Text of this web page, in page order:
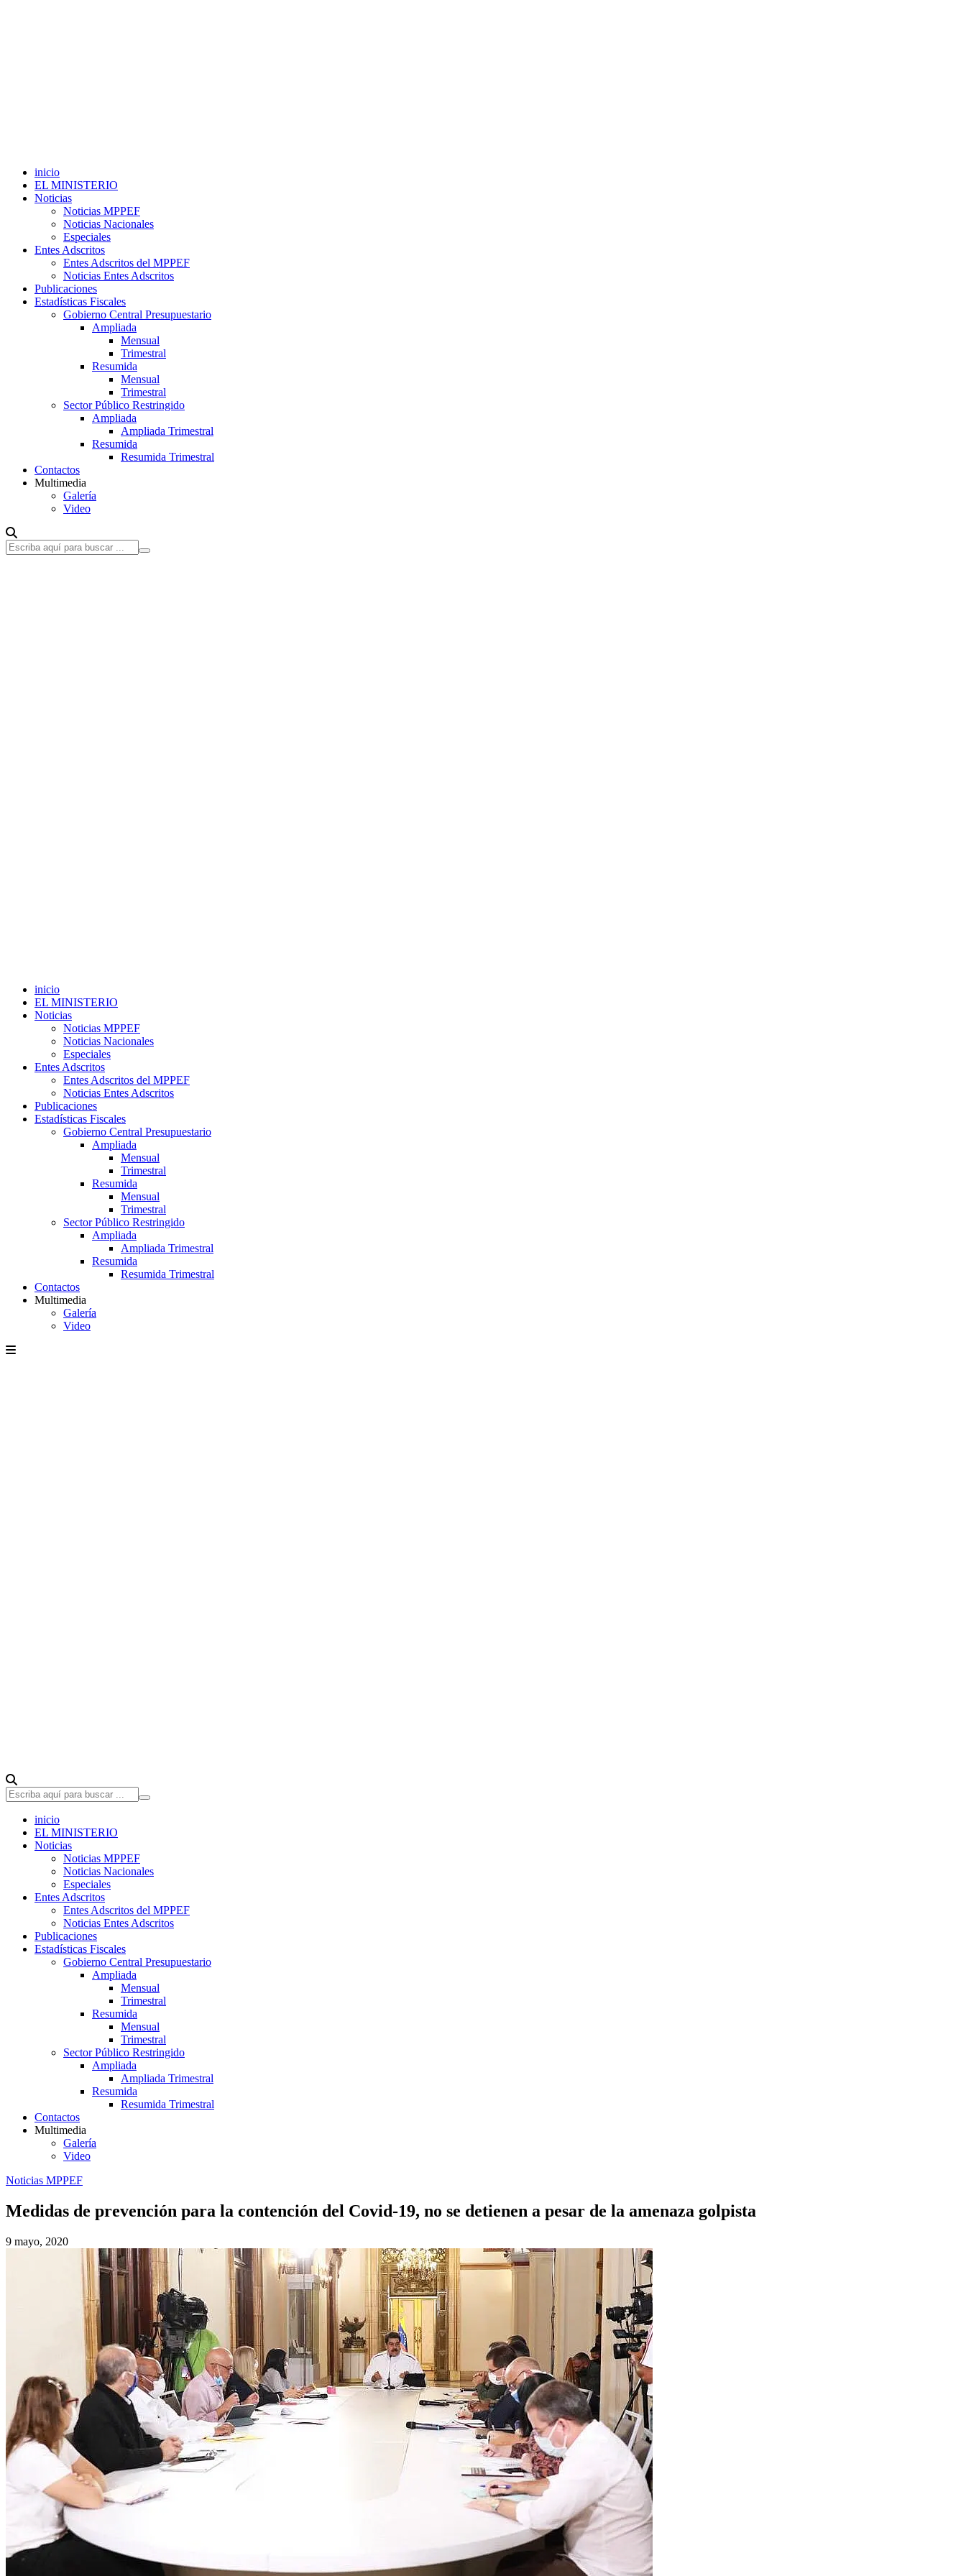
inicio
EL MINISTERIO
Noticias
Noticias MPPEF
Noticias Nacionales
Especiales
Entes Adscritos
Entes Adscritos del MPPEF
Noticias Entes Adscritos
Publicaciones
Estadísticas Fiscales
Gobierno Central Presupuestario
Ampliada
Mensual
Trimestral
Resumida
Mensual
Trimestral
Sector Público Restringido
Ampliada
Ampliada Trimestral
Resumida
Resumida Trimestral
Contactos
Multimedia
Galería
Video
inicio
EL MINISTERIO
Noticias
Noticias MPPEF
Noticias Nacionales
Especiales
Entes Adscritos
Entes Adscritos del MPPEF
Noticias Entes Adscritos
Publicaciones
Estadísticas Fiscales
Gobierno Central Presupuestario
Ampliada
Mensual
Trimestral
Resumida
Mensual
Trimestral
Sector Público Restringido
Ampliada
Ampliada Trimestral
Resumida
Resumida Trimestral
Contactos
Multimedia
Galería
Video
inicio
EL MINISTERIO
Noticias
Noticias MPPEF
Noticias Nacionales
Especiales
Entes Adscritos
Entes Adscritos del MPPEF
Noticias Entes Adscritos
Publicaciones
Estadísticas Fiscales
Gobierno Central Presupuestario
Ampliada
Mensual
Trimestral
Resumida
Mensual
Trimestral
Sector Público Restringido
Ampliada
Ampliada Trimestral
Resumida
Resumida Trimestral
Contactos
Multimedia
Galería
Video
Noticias MPPEF
Medidas de prevención para la contención del Covid-19, no se detienen a pesar de la amenaza golpista
9 mayo, 2020